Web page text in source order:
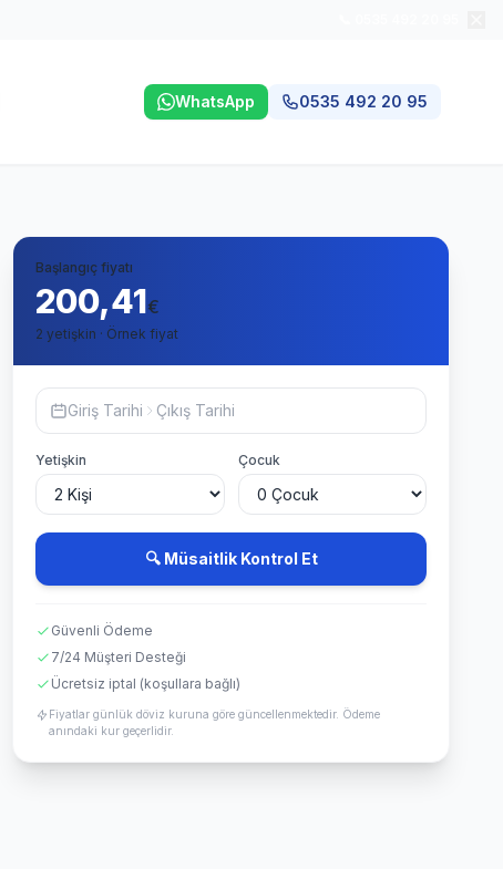
WhatsApp 0535 492 20 95
Başlangıç fiyatı
200,41€
2 yetişkin · Örnek fiyat
Giriş Tarihi Çıkış Tarihi
Yetişkin Çocuk
🔍 Müsaitlik Kontrol Et
Güvenli Ödeme
7/24 Müşteri Desteği
Ücretsiz iptal (koşullara bağlı)
Fiyatlar günlük döviz kuruna göre güncellenmektedir. Ödeme
anındaki kur geçerlidir.